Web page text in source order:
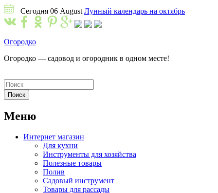
Сегодня 06 August Лунный календарь на октябрь
Огородко
Огородко — садовод и огородник в одном месте!
Меню
Интернет магазин
Для кухни
Инструменты для хозяйства
Полезные товары
Полив
Садовый инструмент
Товары для рассады